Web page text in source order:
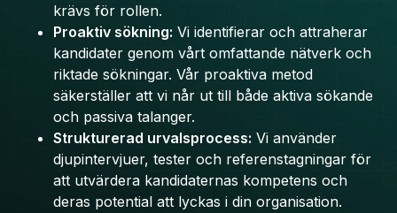
krävs för rollen.
Proaktiv sökning: Vi identifierar och attraherar
kandidater genom vårt omfattande nätverk och
riktade sökningar. Vår proaktiva metod
säkerställer att vi når ut till både aktiva sökande
och passiva talanger.
Strukturerad urvalsprocess: Vi använder
djupintervjuer, tester och referenstagningar för
att utvärdera kandidaternas kompetens och
deras potential att lyckas i din organisation.